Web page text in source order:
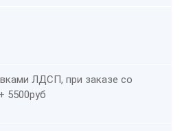
ЛДСП, при заказе со
5500руб